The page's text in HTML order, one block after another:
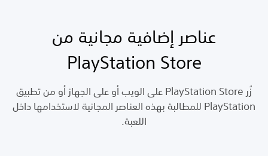
عناصر إضافية مجانية من
PlayStation Store
زُر PlayStation Store على الويب أو على الجهاز أو من تطبيق
PlayStation للمطالبة بهذه العناصر المجانية لاستخدامها داخل
اللعبة.